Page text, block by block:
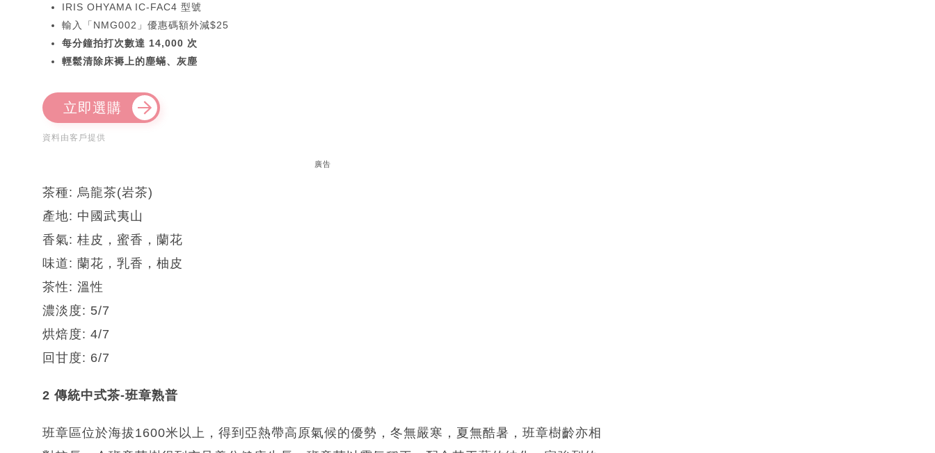
IRIS OHYAMA IC-FAC4 型號
輸入「NMG002」優惠碼額外減$25
每分鐘拍打次數達 14,000 次
輕鬆清除床褥上的塵蟎、灰塵
立即選購
資料由客戶提供
廣告
茶種: 烏龍茶(岩茶)
產地: 中國武夷山
香氣: 桂皮，蜜香，蘭花
味道: 蘭花，乳香，柚皮
茶性: 溫性
濃淡度: 5/7
烘焙度: 4/7
回甘度: 6/7
2 傳統中式茶-班章熟普
班章區位於海拔1600米以上，得到亞熱帶高原氣候的優勢，冬無嚴寒，夏無酷暑，班章樹齡亦相